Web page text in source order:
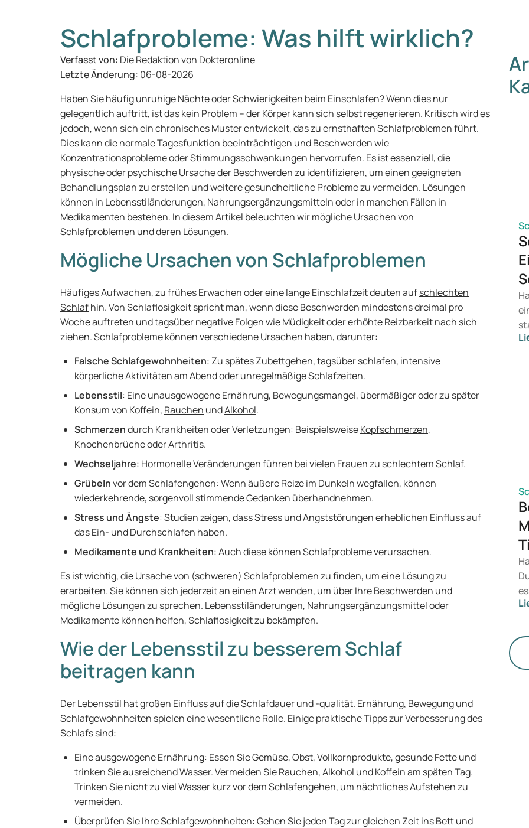
Schlafprobleme: Was hilft wirklich?
Verfasst von: Die Redaktion von Dokteronline
Letzte Änderung: 06-08-2026
Haben Sie häufig unruhige Nächte oder Schwierigkeiten beim Einschlafen? Wenn dies nur
gelegentlich auftritt, ist das kein Problem – der Körper kann sich selbst regenerieren. Kritisch wird es
jedoch, wenn sich ein chronisches Muster entwickelt, das zu ernsthaften Schlafproblemen führt.
Dies kann die normale Tagesfunktion beeinträchtigen und Beschwerden wie
Konzentrationsprobleme oder Stimmungsschwankungen hervorrufen. Es ist essenziell, die
physische oder psychische Ursache der Beschwerden zu identifizieren, um einen geeigneten
Behandlungsplan zu erstellen und weitere gesundheitliche Probleme zu vermeiden. Lösungen
können in Lebensstiländerungen, Nahrungsergänzungsmitteln oder in manchen Fällen in
Medikamenten bestehen. In diesem Artikel beleuchten wir mögliche Ursachen von
Schlafproblemen und deren Lösungen.
Mögliche Ursachen von Schlafproblemen
Häufiges Aufwachen, zu frühes Erwachen oder eine lange Einschlafzeit deuten aufschlechten
Schlafhin. Von Schlaflosigkeit spricht man, wenn diese Beschwerden mindestens dreimal pro
Woche auftreten und tagsüber negative Folgen wie Müdigkeit oder erhöhte Reizbarkeit nach sich
ziehen. Schlafprobleme können verschiedene Ursachen haben, darunter:
Falsche Schlafgewohnheiten: Zu spätes Zubettgehen, tagsüber schlafen, intensive
körperliche Aktivitäten am Abend oder unregelmäßige Schlafzeiten.
Lebensstil: Eine unausgewogene Ernährung, Bewegungsmangel, übermäßiger oder zu später
Konsum von Koffein, Rauchen undAlkohol.
Schmerzendurch Krankheiten oder Verletzungen: BeispielsweiseKopfschmerzen,
Knochenbrüche oder Arthritis.
Wechseljahre: Hormonelle Veränderungen führen bei vielen Frauen zu schlechtem Schlaf.
Grübelnvor dem Schlafengehen: Wenn äußere Reize im Dunkeln wegfallen, können
wiederkehrende, sorgenvoll stimmende Gedanken überhandnehmen.
Stress und Ängste: Studien zeigen, dass Stress und Angststörungen erheblichen Einfluss auf
das Ein- und Durchschlafen haben.
Medikamente und Krankheiten: Auch diese können Schlafprobleme verursachen.
Es ist wichtig, die Ursache von (schweren) Schlafproblemen zu finden, um eine Lösung zu
erarbeiten. Sie können sich jederzeit an einen Arzt wenden, um über Ihre Beschwerden und
mögliche Lösungen zu sprechen. Lebensstiländerungen, Nahrungsergänzungsmittel oder
Medikamente können helfen, Schlaflosigkeit zu bekämpfen.
Wie der Lebensstil zu besserem Schlaf
beitragen kann
Der Lebensstil hat großen Einfluss auf die Schlafdauer und -qualität. Ernährung, Bewegung und
Schlafgewohnheiten spielen eine wesentliche Rolle. Einige praktische Tipps zur Verbesserung des
Schlafs sind:
Eine ausgewogene Ernährung: Essen Sie Gemüse, Obst, Vollkornprodukte, gesunde Fette und
trinken Sie ausreichend Wasser. Vermeiden Sie Rauchen, Alkohol und Koffein am späten Tag.
Trinken Sie nicht zu viel Wasser kurz vor dem Schlafengehen, um nächtliches Aufstehen zu
vermeiden.
Überprüfen Sie Ihre Schlafgewohnheiten: Gehen Sie jeden Tag zur gleichen Zeit ins Bett und